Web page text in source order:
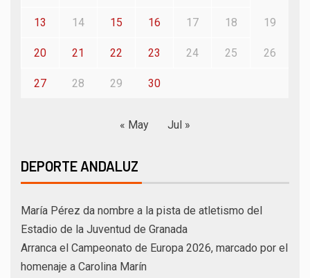
13 14 15 16 17 18 19
20 21 22 23 24 25 26
27 28 29 30
« May Jul »
DEPORTE ANDALUZ
María Pérez da nombre a la pista de atletismo del
Estadio de la Juventud de Granada
Arranca el Campeonato de Europa 2026, marcado por el
homenaje a Carolina Marín